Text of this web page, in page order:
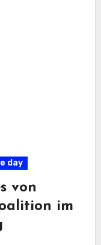
day
von
im